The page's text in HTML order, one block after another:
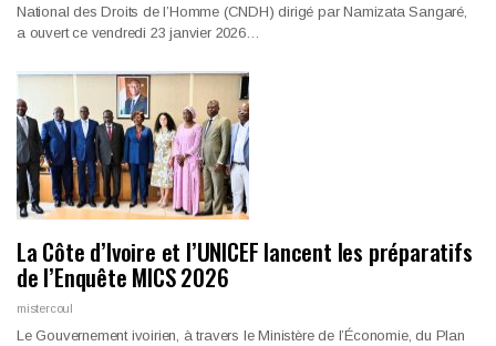
National des Droits de l’Homme (CNDH) dirigé par Namizata Sangaré,
a ouvert ce vendredi 23 janvier 2026…
La Côte d’Ivoire et l’UNICEF lancent les préparatifs
de l’Enquête MICS 2026
mistercoul
Le Gouvernement ivoirien, à travers le Ministère de l’Économie, du Plan